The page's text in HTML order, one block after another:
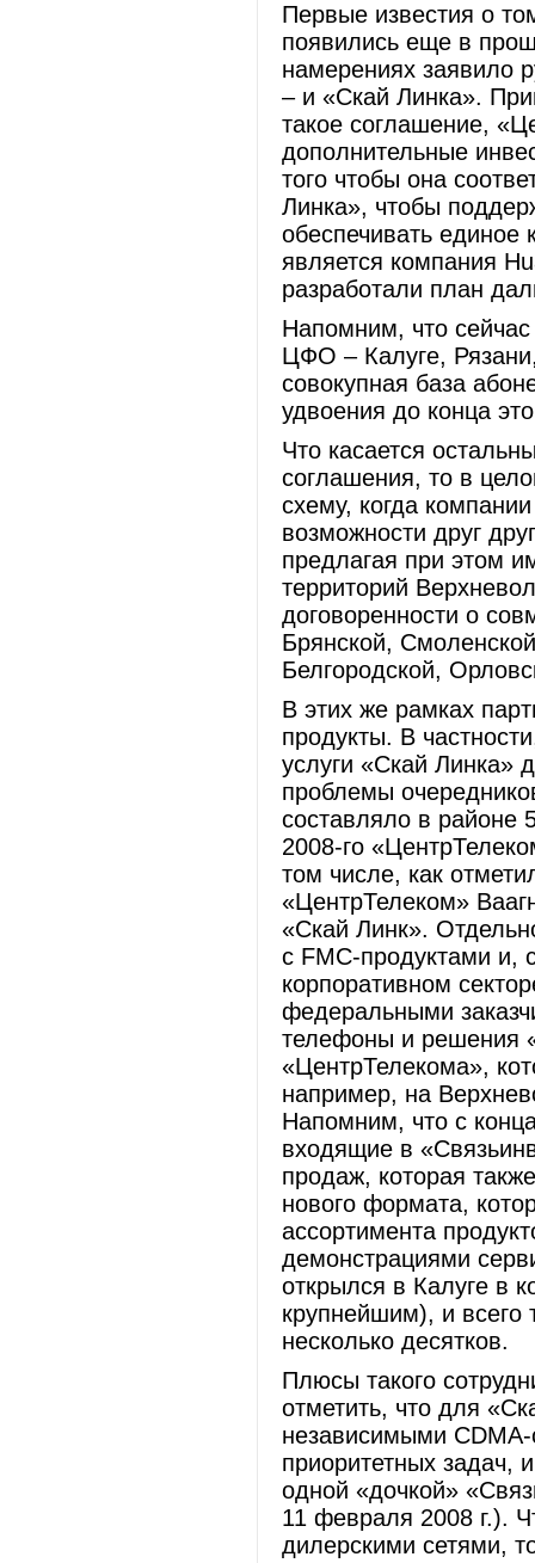
Первые известия о
появились еще в
намерениях заявило
– и «Скай Линка».
такое соглашение,
дополнительные
того чтобы она
Линка», чтобы
обеспечивать единое
является компания
разработали план
Напомним, что сейчас
ЦФО – Калуге,
совокупная база
удвоения до конца
Что касается
соглашения, то в
схему, когда
возможности друг
предлагая при этом
территорий
договоренности о
Брянской,
Белгородской,
В этих же рамках
продукты. В
услуги «Скай Линка»
проблемы
составляло в районе
2008-го
том числе, как
«ЦентрТелеком»
«Скай Линк».
с FMC-продуктами и,
корпоративном
федеральными
телефоны и решения
«ЦентрТелекома»,
например, на
Напомним, что с
входящие в
продаж, которая
нового формата,
ассортимента
демонстрациями
открылся в Калуге в
крупнейшим), и всего
несколько десятков.
Плюсы такого
отметить, что для
независимыми CDMA-
приоритетных задач,
одной «дочкой»
11 февраля 2008 г.).
дилерскими сетями,